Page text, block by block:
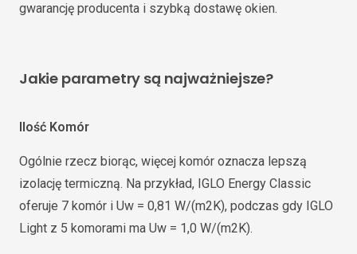
gwarancję producenta i szybką dostawę okien.
Jakie parametry są najważniejsze?
Ilość Komór
Ogólnie rzecz biorąc, więcej komór oznacza lepszą
izolację termiczną. Na przykład, IGLO Energy Classic
oferuje 7 komór i Uw = 0,81 W/(m2K), podczas gdy IGLO
Light z 5 komorami ma Uw = 1,0 W/(m2K).